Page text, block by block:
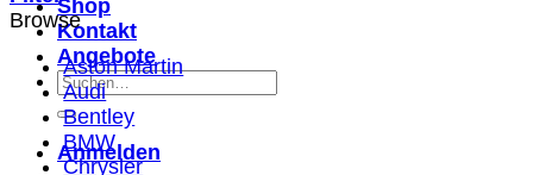
Shop
Kontakt
Angebote
Suchen
nach:
Anmelden
Browse
Aston Martin
Audi
Bentley
BMW
Chrysler